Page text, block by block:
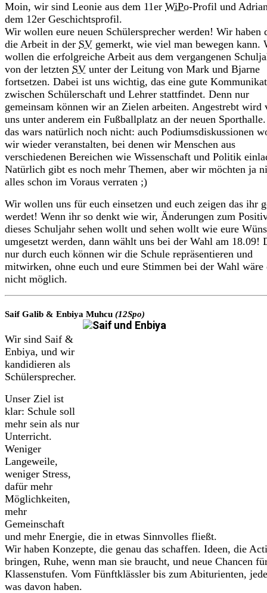
Moin, wir sind Leonie aus dem 11er WiPo-Profil und
dem 12er Geschichtsprofil.
Wir wollen eure neuen Schülersprecher werden! Wir haben
die Arbeit in der SV gemerkt, wie viel man bewegen kann.
wollen die erfolgreiche Arbeit aus dem vergangenen
von der letzten SV unter der Leitung von Mark und Bjarne
fortsetzen. Dabei ist uns wichtig, das eine gute
zwischen Schülerschaft und Lehrer stattfindet. Denn nur
gemeinsam können wir an Zielen arbeiten. Angestrebt wird
uns unter anderem ein Fußballplatz an der neuen
das wars natürlich noch nicht: auch Podiumsdiskussionen
wir wieder veranstalten, bei denen wir Menschen aus
verschiedenen Bereichen wie Wissenschaft und Politik
Natürlich gibt es noch mehr Themen, aber wir möchten ja
alles schon im Voraus verraten ;)
Wir wollen uns für euch einsetzen und euch zeigen das ihr
werdet! Wenn ihr so denkt wie wir, Änderungen zum
dieses Schuljahr sehen wollt und sehen wollt wie eure
umgesetzt werden, dann wählt uns bei der Wahl am 18.09!
nur durch euch können wir die Schule repräsentieren und
mitwirken, ohne euch und eure Stimmen bei der Wahl wäre
nicht möglich.
Saif Galib & Enbiya Muhcu (12Spo)
Wir sind Saif &
Enbiya, und wir
kandidieren als
Schülersprecher.
Unser Ziel ist
klar: Schule soll
mehr sein als nur
Unterricht.
Weniger
Langeweile,
weniger Stress,
dafür mehr
Möglichkeiten,
mehr
Gemeinschaft
und mehr Energie, die in etwas Sinnvolles fließt.
Wir haben Konzepte, die genau das schaffen. Ideen, die
bringen, Ruhe, wenn man sie braucht, und neue Chancen
Klassenstufen. Vom Fünftklässler bis zum Abiturienten,
was davon haben.